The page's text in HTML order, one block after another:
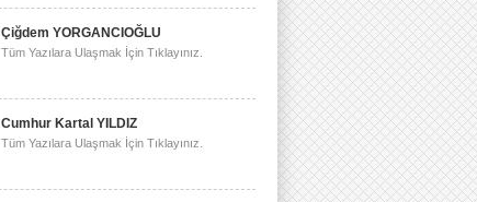
Çiğdem YORGANCIOĞLU
Tüm Yazılara Ulaşmak İçin Tıklayınız.
Cumhur Kartal YILDIZ
Tüm Yazılara Ulaşmak İçin Tıklayınız.